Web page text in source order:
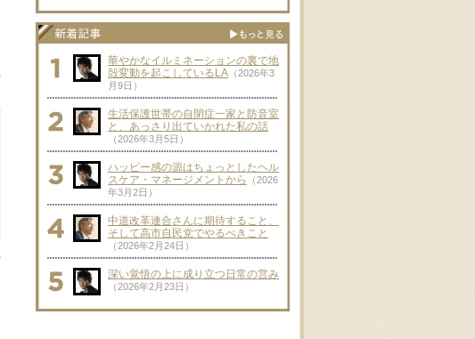
華やかなイルミネーションの裏で地
殻変動を起こしているLA （2026年3
月9日）
生活保護世帯の自閉症一家と防音室
と、あっさり出ていかれた私の話
（2026年3月5日）
ハッピー感の源はちょっとしたヘル
スケア・マネージメントから
（2026
年3月2日）
中道改革連合さんに期待すること、
そして高市自民党でやるべきこと
（2026年2月24日）
深い覚悟の上に成り立つ日常の営み
（2026年2月23日）